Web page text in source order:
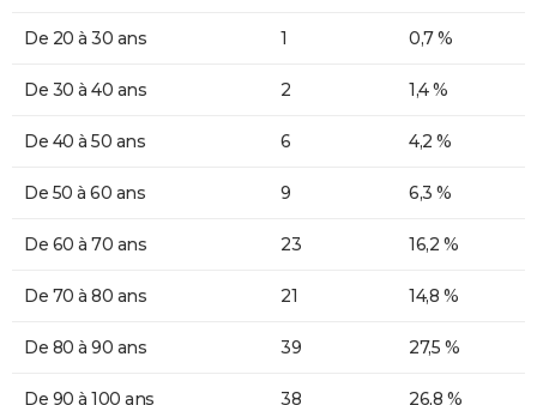
De 20 à 30 ans 1 0,7 %
De 30 à 40 ans 2 1,4 %
De 40 à 50 ans 6 4,2 %
De 50 à 60 ans 9 6,3 %
De 60 à 70 ans 23 16,2 %
De 70 à 80 ans 21 14,8 %
De 80 à 90 ans 39 27,5 %
De 90 à 100 ans 38 26,8 %